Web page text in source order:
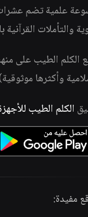
علمية تضم عشرات
والتأملات
الكلم الطيب على
وأكثرها
الكلم الطيب
مفيدة: